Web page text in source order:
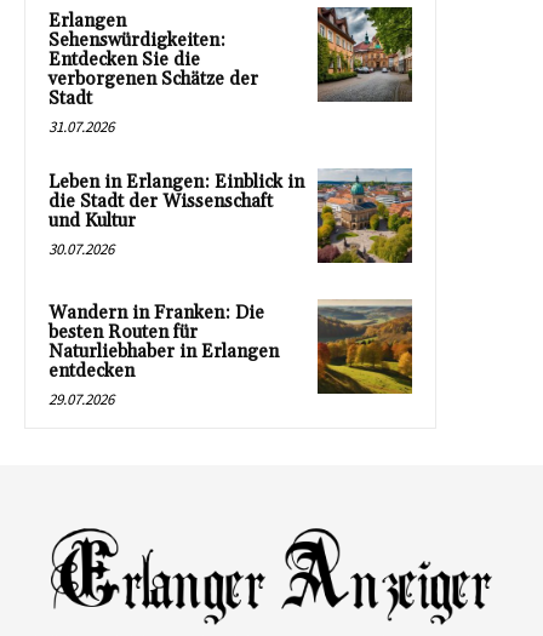
Erlangen
Sehenswürdigkeiten:
Entdecken Sie die
verborgenen Schätze der
Stadt
31.07.2026
Leben in Erlangen: Einblick in
die Stadt der Wissenschaft
und Kultur
30.07.2026
Wandern in Franken: Die
besten Routen für
Naturliebhaber in Erlangen
entdecken
29.07.2026